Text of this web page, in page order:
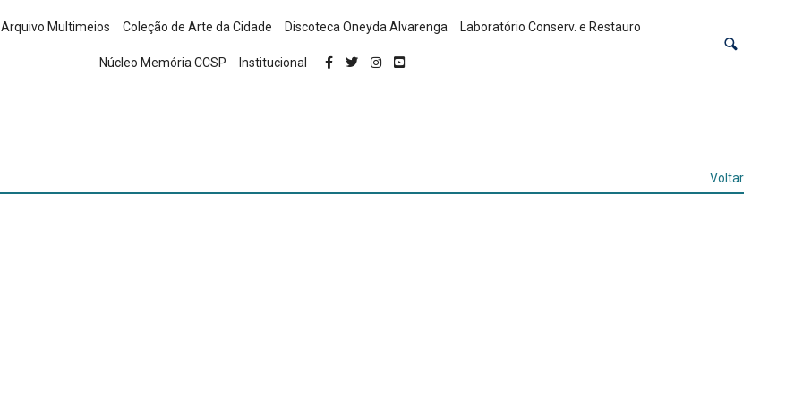
Arquivo Multimeios Coleção de Arte da Cidade Discoteca Oneyda Alvarenga Laboratório Conserv. e Restauro
Núcleo Memória CCSP Institucional
Voltar